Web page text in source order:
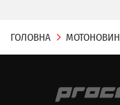
ГОЛОВНА